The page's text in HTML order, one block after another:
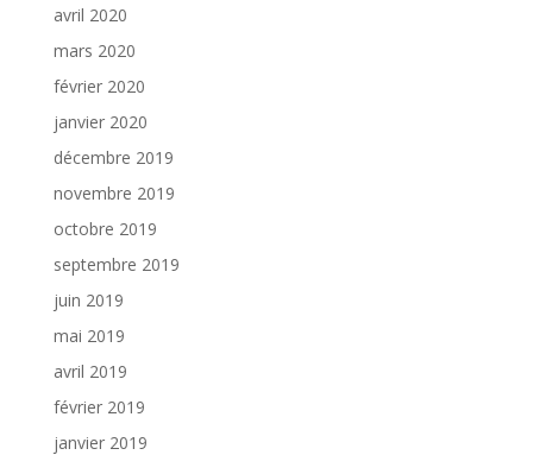
avril 2020
mars 2020
février 2020
janvier 2020
décembre 2019
novembre 2019
octobre 2019
septembre 2019
juin 2019
mai 2019
avril 2019
février 2019
janvier 2019